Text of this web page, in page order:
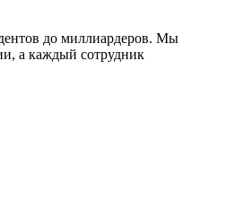
до миллиардеров. Мы
а каждый сотрудник